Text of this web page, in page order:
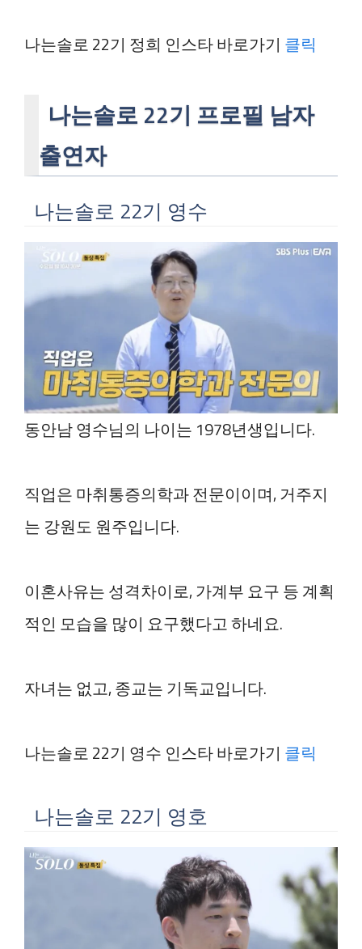
나는솔로 22기 정희 인스타 바로가기 클릭
나는솔로 22기 프로필 남자
출연자
나는솔로 22기 영수
동안남 영수님의 나이는 1978년생입니다.
직업은 마취통증의학과 전문이이며, 거주지
는 강원도 원주입니다.
이혼사유는 성격차이로, 가계부 요구 등 계획
적인 모습을 많이 요구했다고 하네요.
자녀는 없고, 종교는 기독교입니다.
나는솔로 22기 영수 인스타 바로가기 클릭
나는솔로 22기 영호